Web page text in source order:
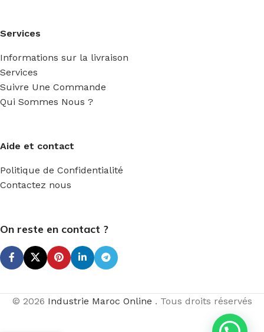
Services
Informations sur la livraison
Services
Suivre Une Commande
Qui Sommes Nous ?
Aide et contact
Politique de Confidentialité
Contactez nous
On reste en contact ?
© 2026 Industrie Maroc Online . Tous droits réservés